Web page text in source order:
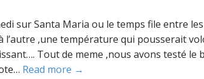
sur Santa Maria ou le temps file entre
l’autre ,une température qui pousserait
Tout de meme ,nous avons testé le
Read more →